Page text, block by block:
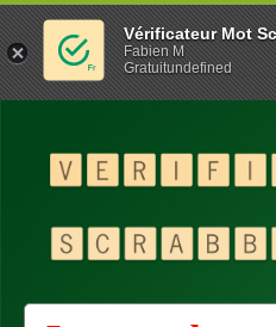
Vérificateur Mot
Fabien M
Gratuitundefined